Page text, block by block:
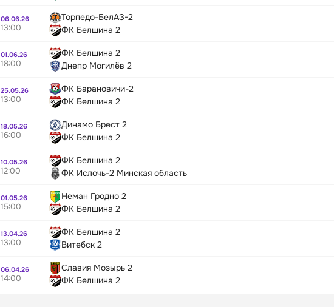
06.06.26
13:00
Торпедо-БелАЗ-2
ФК Белшина 2
01.06.26
18:00
ФК Белшина 2
Днепр Могилёв 2
25.05.26
13:00
ФК Барановичи-2
ФК Белшина 2
18.05.26
16:00
Динамо Брест 2
ФК Белшина 2
10.05.26
12:00
ФК Белшина 2
ФК Ислочь-2 Минская область
01.05.26
15:00
Неман Гродно 2
ФК Белшина 2
13.04.26
13:00
ФК Белшина 2
Витебск 2
06.04.26
14:00
Славия Мозырь 2
ФК Белшина 2